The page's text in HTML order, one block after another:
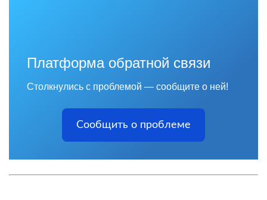
Платформа обратной связи
Столкнулись с проблемой — сообщите о ней!
Сообщить о проблеме